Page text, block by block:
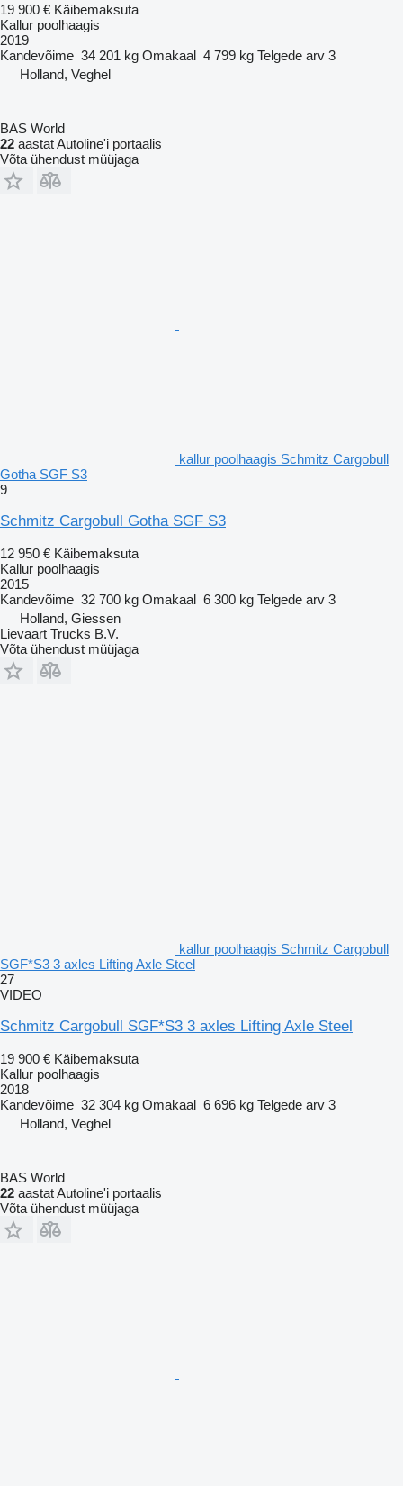
19 900 € Käibemaksuta
Kallur poolhaagis
2019
Kandevõime 34 201 kg Omakaal 4 799 kg Telgede arv 3
Holland, Veghel
BAS World
22 aastat Autoline'i portaalis
Võta ühendust müüjaga
kallur poolhaagis Schmitz Cargobull
Gotha SGF S3
9
Schmitz Cargobull Gotha SGF S3
12 950 € Käibemaksuta
Kallur poolhaagis
2015
Kandevõime 32 700 kg Omakaal 6 300 kg Telgede arv 3
Holland, Giessen
Lievaart Trucks B.V.
Võta ühendust müüjaga
kallur poolhaagis Schmitz Cargobull
SGF*S3 3 axles Lifting Axle Steel
27
VIDEO
Schmitz Cargobull SGF*S3 3 axles Lifting Axle Steel
19 900 € Käibemaksuta
Kallur poolhaagis
2018
Kandevõime 32 304 kg Omakaal 6 696 kg Telgede arv 3
Holland, Veghel
BAS World
22 aastat Autoline'i portaalis
Võta ühendust müüjaga